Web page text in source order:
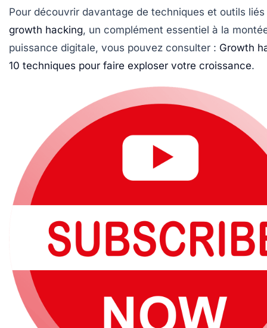
Pour découvrir davantage de techniques et outils liés
growth hacking, un complément essentiel à la
puissance digitale, vous pouvez consulter : Growth
10 techniques pour faire exploser votre croissance.